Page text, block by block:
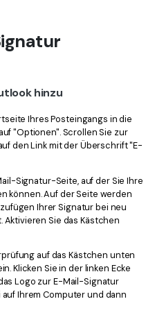
sagen.
von kostenlosen Vorlagen.
die Sie benötigen.
und einfachsten PDF-Tools
hinzu
Ihres Posteingangs in die
"Optionen". Scrollen Sie zur
den Link mit der Überschrift "E-
Signatur-Seite, auf der Sie Ihre
können. Auf der Seite werden
Ihrer Signatur bei neu
Sie das Kästchen
auf das Kästchen unten
Klicken Sie in der linken Ecke
Logo zur E-Mail-Signatur
Ihrem Computer und dann